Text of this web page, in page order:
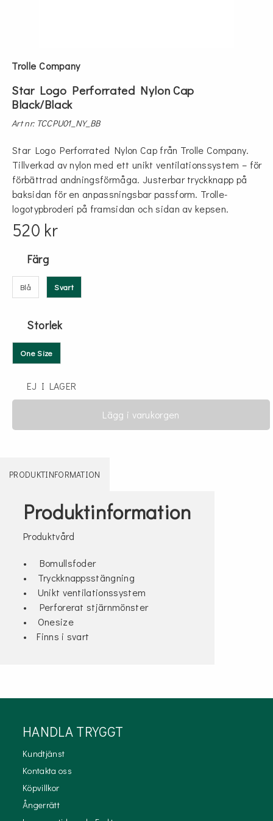
Trolle Company
Star Logo Perforrated Nylon Cap
Black/Black
Art nr: TCCPU01_NY_BB
Star Logo Perforrated Nylon Cap från Trolle Company.
Tillverkad av nylon med ett unikt ventilationssystem – för
förbättrad andningsförmåga. Justerbar tryckknapp på
baksidan för en anpassningsbar passform. Trolle-
logotypbroderi på framsidan och sidan av kepsen.
520 kr
Färg
Blå Svart
Storlek
One Size
EJ I LAGER
Lägg i varukorgen
PRODUKTINFORMATION
Produktinformation
Produktvård
• Bomullsfoder
• Tryckknappsstängning
• Unikt ventilationssystem
• Perforerat stjärnmönster
• Onesize
• Finns i svart
HANDLA TRYGGT
Kundtjänst
Kontakta oss
Köpvillkor
Ångerrätt